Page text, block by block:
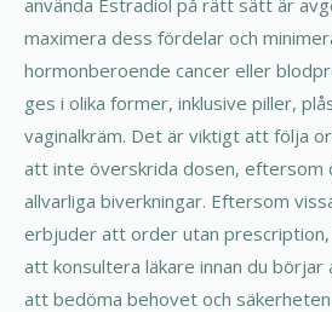
maximera dess fördelar och
hormonberoende cancer eller
ges i olika former, inklusive piller,
vaginalkräm. Det är viktigt att följa
att inte överskrida dosen, eftersom
allvarliga biverkningar. Eftersom
erbjuder att order utan
att konsultera läkare innan du börjar
att bedöma behovet och säkerheten